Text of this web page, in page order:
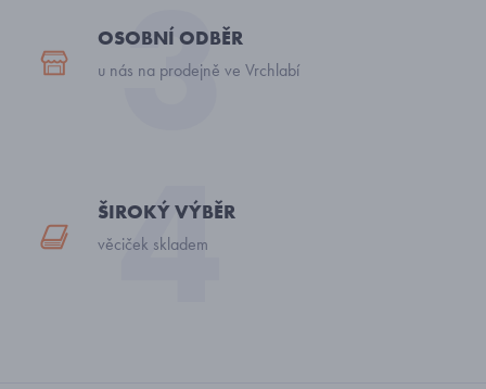
OSOBNÍ ODBĚR
u nás na prodejně ve Vrchlabí
ŠIROKÝ VÝBĚR
věciček skladem